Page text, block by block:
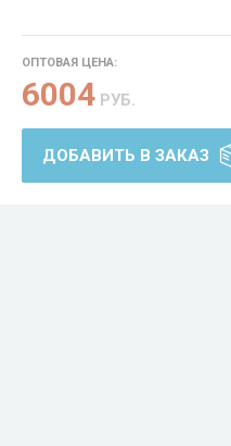
ОПТОВАЯ ЦЕНА:
6004 РУБ.
ДОБАВИТЬ В ЗАКАЗ